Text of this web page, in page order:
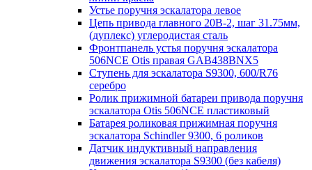
Устье поручня эскалатора левое
Цепь привода главного 20B-2, шаг 31.75мм,
(дуплекс) углеродистая сталь
Фронтпанель устья поручня эскалатора
506NCE Otis правая GAB438BNX5
Ступень для эскалатора S9300, 600/R76
серебро
Ролик прижимной батареи привода поручня
эскалатора Otis 506NCE пластиковый
Батарея роликовая прижимная поручня
эскалатора Schindler 9300, 6 роликов
Датчик индуктивный направления
движения эскалатора S9300 (без кабеля)